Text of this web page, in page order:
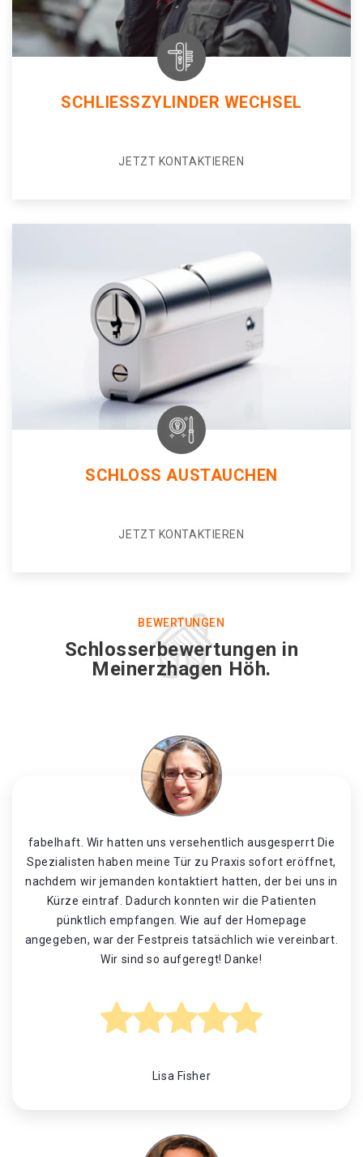
SCHLIESSZYLINDER WECHSEL
JETZT KONTAKTIEREN
SCHLOSS AUSTAUCHEN
JETZT KONTAKTIEREN
BEWERTUNGEN
Schlosserbewertungen in
Meinerzhagen Höh.
fabelhaft. Wir hatten uns versehentlich ausgesperrt Die
Spezialisten haben meine Tür zu Praxis sofort eröffnet,
nachdem wir jemanden kontaktiert hatten, der bei uns in
Kürze eintraf. Dadurch konnten wir die Patienten
pünktlich empfangen. Wie auf der Homepage
angegeben, war der Festpreis tatsächlich wie vereinbart.
Wir sind so aufgeregt! Danke!
Lisa Fisher